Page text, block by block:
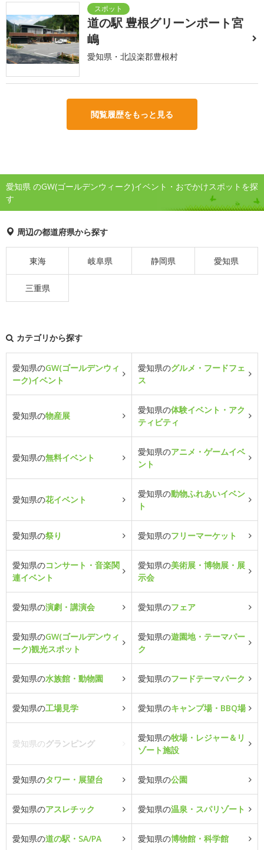
道の駅 豊根グリーンポート宮
嶋
愛知県・北設楽郡豊根村
閲覧履歴をもっと見る
愛知県 のGW(ゴールデンウィーク)イベント・おでかけスポットを探
す
周辺の都道府県から探す
東海 岐阜県 静岡県 愛知県
三重県
カテゴリから探す
愛知県のGW(ゴールデンウィ
ーク)イベント
愛知県のグルメ・フードフェ
ス
愛知県の物産展
愛知県の体験イベント・アク
ティビティ
愛知県の無料イベント
愛知県のアニメ・ゲームイベ
ント
愛知県の花イベント
愛知県の動物ふれあいイベン
ト
愛知県の祭り 愛知県のフリーマーケット
愛知県のコンサート・音楽関
連イベント
愛知県の美術展・博物展・展
示会
愛知県の演劇・講演会 愛知県のフェア
愛知県のGW(ゴールデンウィ
ーク)観光スポット
愛知県の遊園地・テーマパー
ク
愛知県の水族館・動物園 愛知県のフードテーマパーク
愛知県の工場見学 愛知県のキャンプ場・BBQ場
愛知県のグランピング
愛知県の牧場・レジャー＆リ
ゾート施設
愛知県のタワー・展望台 愛知県の公園
愛知県のアスレチック 愛知県の温泉・スパリゾート
愛知県の道の駅・SA/PA 愛知県の博物館・科学館